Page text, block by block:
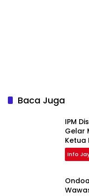
Baca Juga
IPM
Gelar
Ketua
Info